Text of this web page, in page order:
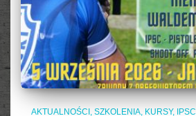
AKTUALNOŚCI, SZKOLENIA, KURSY, IPSC